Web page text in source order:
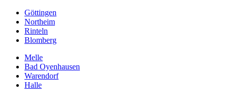
Göttingen
Northeim
Rinteln
Blomberg
Melle
Bad Oyenhausen
Warendorf
Halle